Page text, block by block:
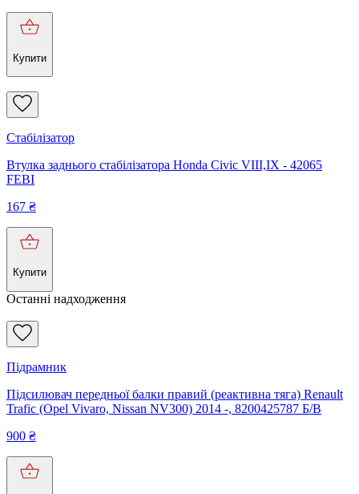
Купити
Стабілізатор
Втулка заднього стабілізатора Honda Civic VIII,IX - 42065
FEBI
167 ₴
Купити
Останні надходження
Підрамник
Підсилювач передньої балки правий (реактивна тяга) Renault
Trafic (Opel Vivaro, Nissan NV300) 2014 -, 8200425787 Б/В
900 ₴